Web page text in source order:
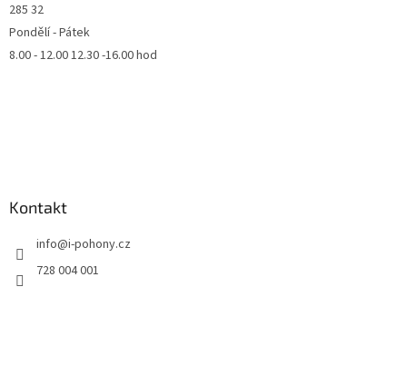
285 32
Pondělí - Pátek
8.00 - 12.00 12.30 -16.00 hod
Kontakt
info@i-pohony.cz
728 004 001